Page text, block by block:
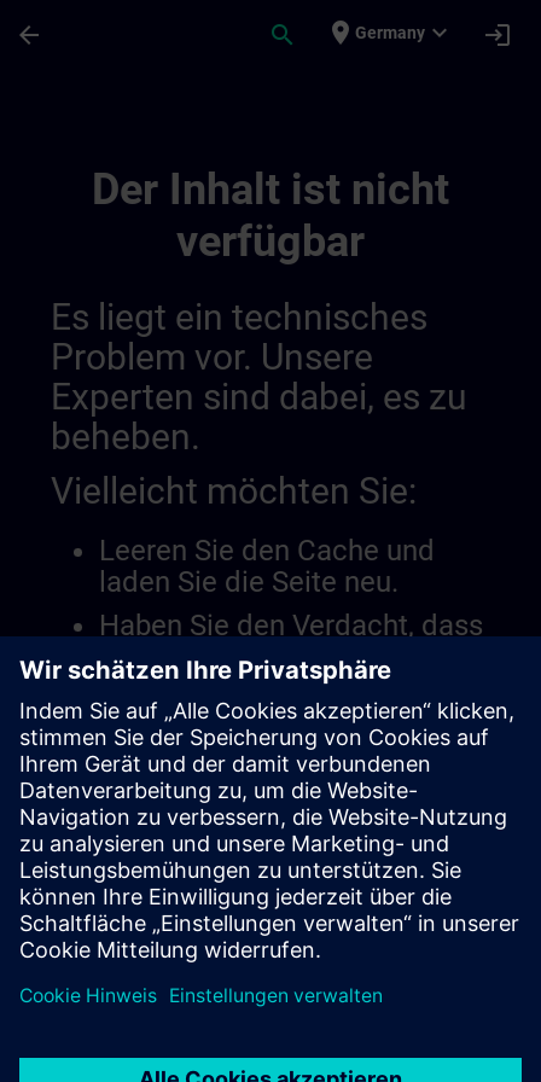
arrow_back search place Germany expand_more login
Der Inhalt ist nicht
verfügbar
Es liegt ein technisches
Problem vor. Unsere
Experten sind dabei, es zu
beheben.
Vielleicht möchten Sie:
Leeren Sie den Cache und
laden Sie die Seite neu.
Haben Sie den Verdacht, dass
es ein Problem mit der
Website gibt?
Das Problem berichten